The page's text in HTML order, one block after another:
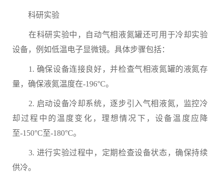
科研实验
在科研实验中，自动气相液氮罐还可用于冷却实验
设备，例如低温电子显微镜。具体步骤包括：
1. 确保设备连接良好，并检查气相液氮罐的液氮存
量，确保液氮温度在-196°C。
2. 启动设备冷却系统，逐步引入气相液氮，监控冷
却过程中的温度变化，理想情况下，设备温度应降
至-150°C至-180°C。
3. 进行实验过程中，定期检查设备状态，确保持续
供冷。